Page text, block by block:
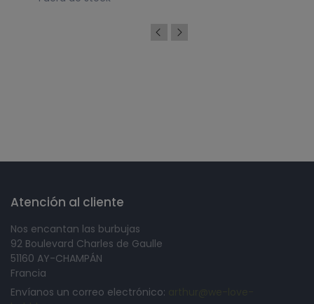
Atención al cliente
Nos encantan las burbujas
92 Boulevard Charles de Gaulle
51160 AY-CHAMPÁN
Francia
Envíanos un correo electrónico: